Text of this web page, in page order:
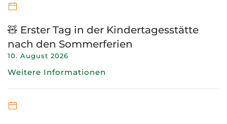
🧸 Erster Tag in der Kindertagesstätte
nach den Sommerferien
10. August 2026
Weitere Informationen